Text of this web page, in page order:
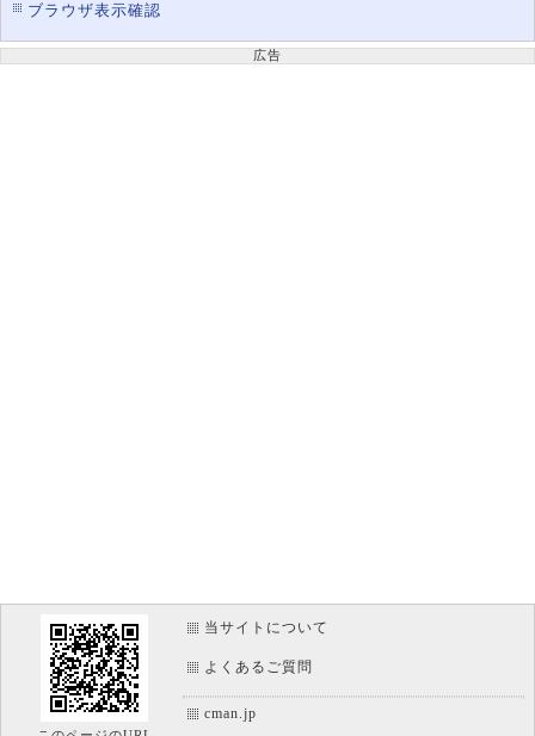
border-image-outset
border-image-repeat 画像ボーダーの繰り返し方法
ブラウザ表示確認
広告
当サイトについて
よくあるご質問
cman.jp